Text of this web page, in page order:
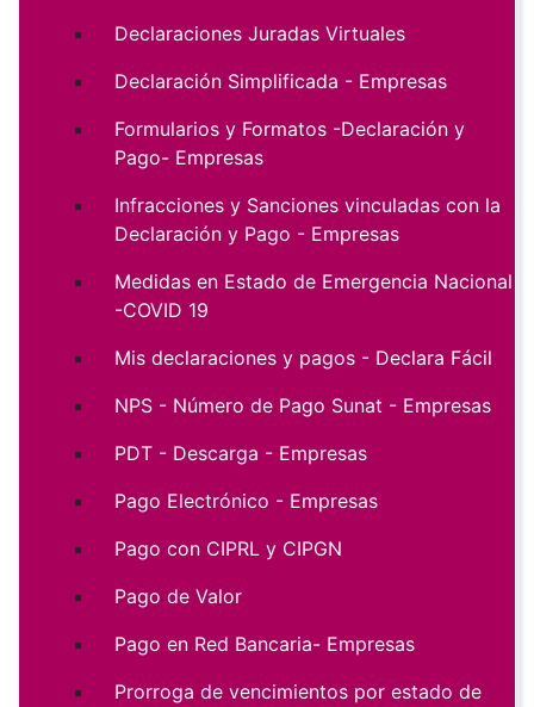
Declaraciones Juradas Virtuales
Declaración Simplificada - Empresas
Formularios y Formatos -Declaración y
Pago- Empresas
Infracciones y Sanciones vinculadas con la
Declaración y Pago - Empresas
Medidas en Estado de Emergencia Nacional
-COVID 19
Mis declaraciones y pagos - Declara Fácil
NPS - Número de Pago Sunat - Empresas
PDT - Descarga - Empresas
Pago Electrónico - Empresas
Pago con CIPRL y CIPGN
Pago de Valor
Pago en Red Bancaria- Empresas
Prorroga de vencimientos por estado de